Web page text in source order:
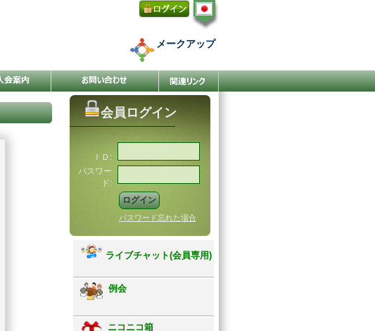
メークアップ
会員ログイン
ＩＤ:
パスワー
ド:
パスワード忘れた場合
ライブチャット(会員専用)
例会
ニコニコ箱